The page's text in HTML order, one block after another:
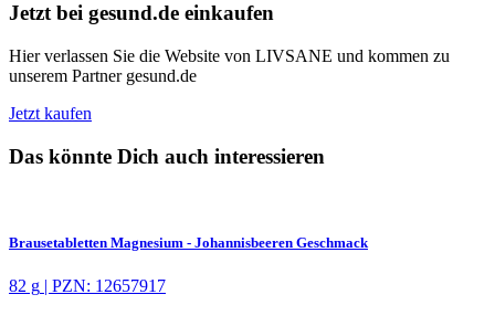
Jetzt bei gesund.de einkaufen
Hier verlassen Sie die Website von LIVSANE und kommen zu
unserem Partner gesund.de
Jetzt kaufen
Das könnte Dich auch interessieren
Brausetabletten Magnesium - Johannisbeeren Geschmack
82 g | PZN: 12657917